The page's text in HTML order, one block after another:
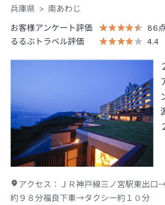
兵庫県
南あわじ
お客様アンケート評価
86点
るるぶトラベル評価
4.4
アクセス： ＪＲ神戸線三ノ宮駅東出口
約９８分福良下車→タクシー約１０分